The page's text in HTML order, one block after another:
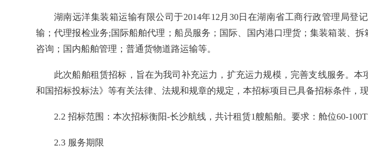
湖南远洋集装箱运输有限公司于2014年12月30日在湖南省工商行政管理局
输；代理报检业务;国际船舶代理；船员服务；国际、国内港口理货；集装箱装、
咨询；国内船舶管理；普通货物道路运输等。
此次船舶租赁招标，旨在为我司补充运力，扩充运力规模，完善支线服务。
和国招标投标法》等有关法律、法规和规章的规定，本招标项目已具备招标条件，
2.2 招标范围：本次招标衡阳-长沙航线，共计租赁1艘船舶。要求：舱位60-
2.3 服务期限